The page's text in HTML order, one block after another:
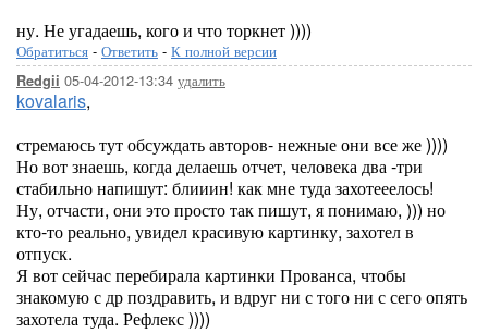
ну. Не угадаешь, кого и что торкнет ))))
Обратиться - Ответить - К полной версии
Redgii 05-04-2012-13:34 удалить
kovalaris,
стремаюсь тут обсуждать авторов- нежные они все же ))))
Но вот знаешь, когда делаешь отчет, человека два -три
стабильно напишут: блииин! как мне туда захотееелось!
Ну, отчасти, они это просто так пишут, я понимаю, ))) но
кто-то реально, увидел красивую картинку, захотел в
отпуск.
Я вот сейчас перебирала картинки Прованса, чтобы
знакомую с др поздравить, и вдруг ни с того ни с сего опять
захотела туда. Рефлекс ))))